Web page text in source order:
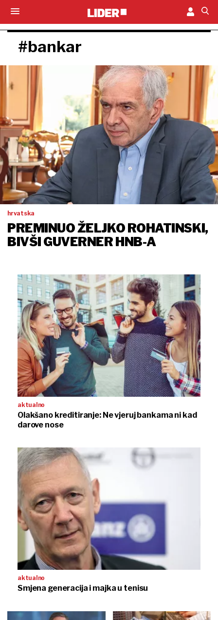
#bankar
hrvatska
PREMINUO ŽELJKO ROHATINSKI,
BIVŠI GUVERNER HNB-A
aktualno
Olakšano kreditiranje: Ne vjeruj bankama ni kad
darove nose
aktualno
Smjena generacija i majka u tenisu